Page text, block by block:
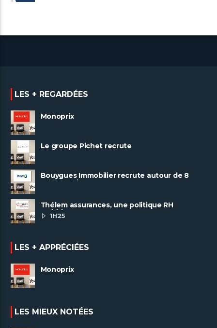
LES + REGARDÉES
Monoprix
Le groupe Pichet recrute
Bouygues Immobilier recrute autour de 8
pôles métiers
Thélem assurances, une politique RH
ambitieuse
1H25
LES + APPRÉCIÉES
Monoprix
LES MIEUX NOTÉES